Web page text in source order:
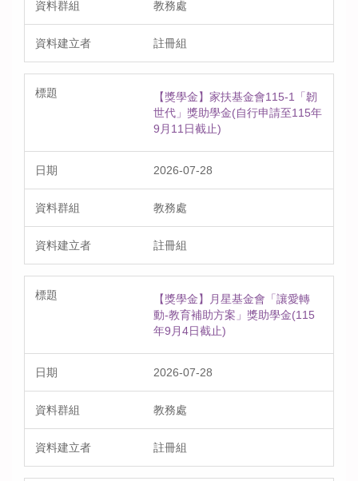
教務處
註冊組
【獎學金】家扶基金會115-1「韌
世代」獎助學金(自行申請至115年
9月11日截止)
2026-07-28
教務處
註冊組
【獎學金】月星基金會「讓愛轉
動-教育補助方案」獎助學金(115
年9月4日截止)
2026-07-28
教務處
註冊組